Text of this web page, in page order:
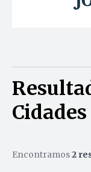
Encontramos2